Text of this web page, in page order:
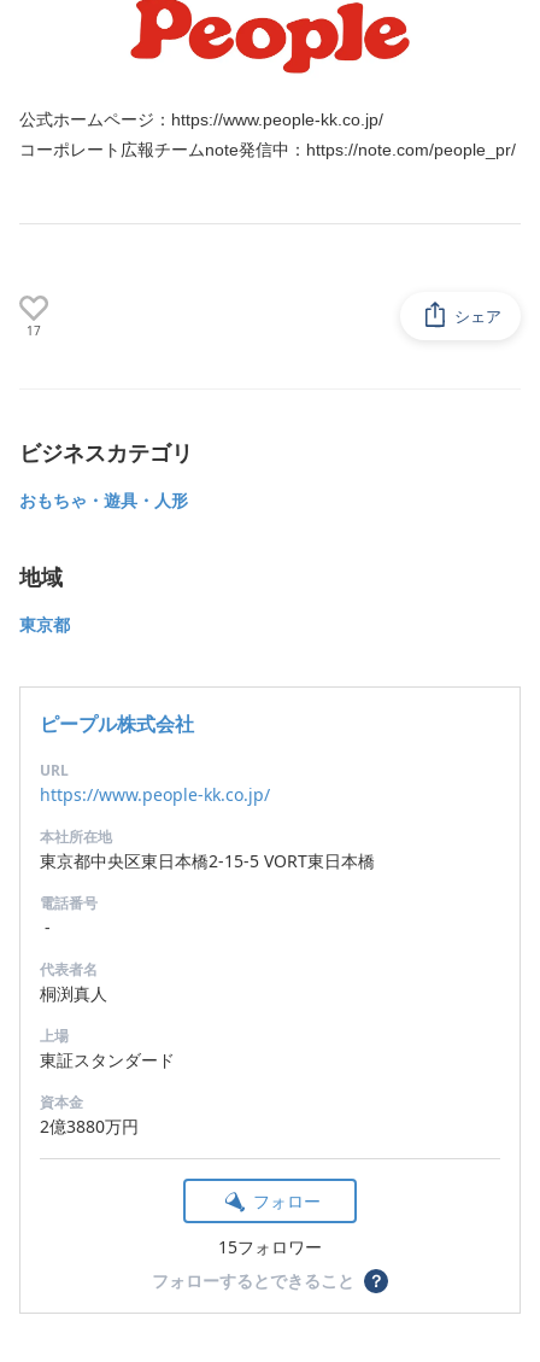
公式ホームページ：https://www.people-kk.co.jp/
コーポレート広報チームnote発信中：https://note.com/people_pr/
17
シェア
ビジネスカテゴリ
おもちゃ・遊具・人形
地域
東京都
ピープル株式会社
URL
https://www.people-kk.co.jp/
本社所在地
東京都中央区東日本橋2-15-5 VORT東日本橋
電話番号
-
代表者名
桐渕真人
上場
東証スタンダード
資本金
2億3880万円
フォロー
15フォロワー
フォローするとできること
？